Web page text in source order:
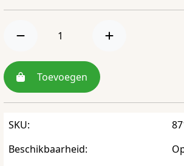
Toevoegen
SKU:
Beschikbaarheid: